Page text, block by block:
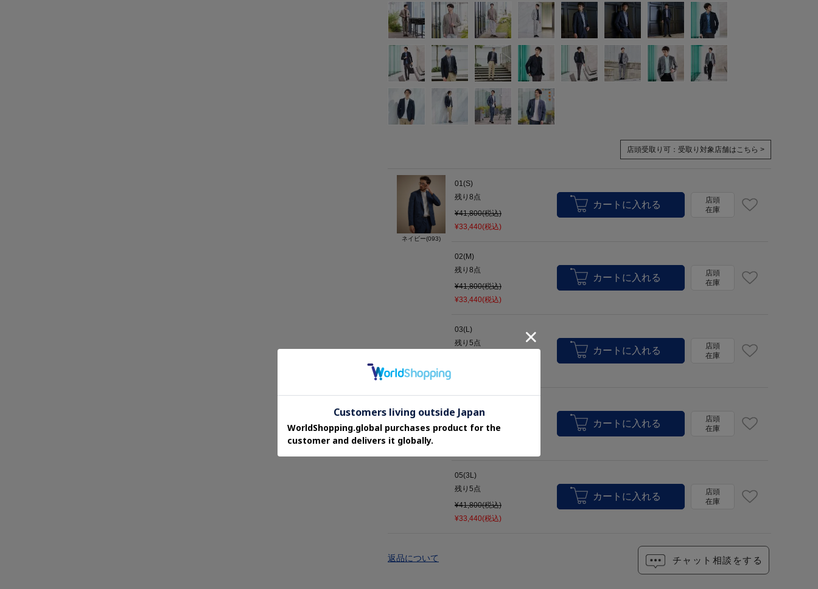
店頭受取り可： 受取り対象店舗はこちら >
ネイビー(093)
01(S)
残り 8点
¥41,800(税込)
¥33,440(税込)
店頭
在庫
02(M)
残り 8点
¥41,800(税込)
¥33,440(税込)
店頭
在庫
03(L)
残り 5点
店頭
在庫
残り2点
¥41,800(税込)
店頭
在庫
05(3L)
残り 5点
¥41,800(税込)
¥33,440(税込)
店頭
在庫
チャット相談をする
返品について